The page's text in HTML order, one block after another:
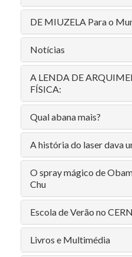
DE MIUZELA Para o
Notícias
A LENDA DE
FÍSICA:
Qual abana mais?
A história do laser dava
O spray mágico de
Chu
Escola de Verão no CERN
Livros e Multimédia